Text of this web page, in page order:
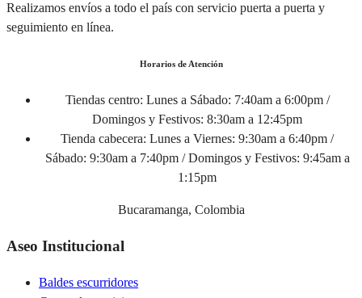
Realizamos envíos a todo el país con servicio puerta a puerta y
seguimiento en línea.
Horarios de Atención
Tiendas centro: Lunes a Sábado: 7:40am a 6:00pm /
Domingos y Festivos: 8:30am a 12:45pm
Tienda cabecera: Lunes a Viernes: 9:30am a 6:40pm /
Sábado: 9:30am a 7:40pm / Domingos y Festivos: 9:45am a
1:15pm
Bucaramanga, Colombia
Aseo Institucional
Baldes escurridores